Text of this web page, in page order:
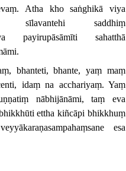
Atha kho saṅghikā viya
saddhiṃ
payirupāsāmīti sahatthā
bhanteti, bhante, yaṃ maṃ
idaṃ na acchariyaṃ. Yaṃ
nābhijānāmi, taṃ eva
ti ettha kiñcāpi bhikkhuṃ
esa